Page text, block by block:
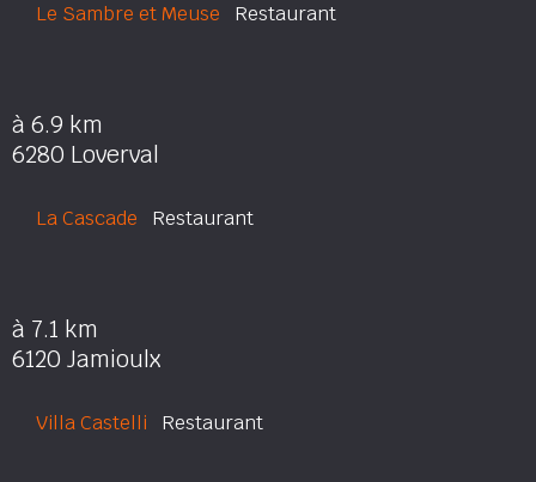
Le Sambre et Meuse Restaurant
à 6.9 km
6280 Loverval
La Cascade Restaurant
à 7.1 km
6120 Jamioulx
Villa Castelli Restaurant